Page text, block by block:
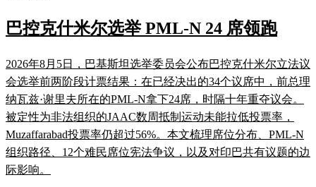
巴控克什米尔选举 PML-N 24 席领跑
2026年8月5日，巴基斯坦选举委员会公布巴控克什米尔立法议
会选举前两阶段计票结果：在已经决出的34个议席中，前总理
纳瓦兹·谢里夫所在的PML-N拿下24席，时隔十年重夺议会。
被定性为非法组织的JAAC数周抵制运动未能拉低投票率，
Muzaffarabad投票率仍超过56%。本文梳理席位分布、PML-N
组织路径、12个难民席位宪法争议，以及对印巴共有议题的边
际影响。